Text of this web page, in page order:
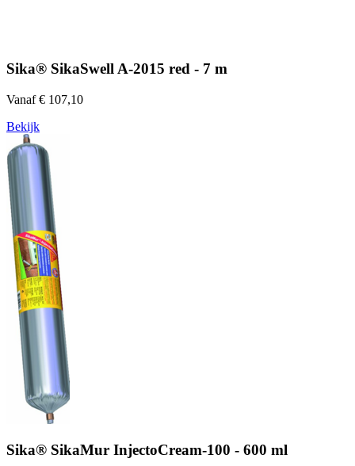
Sika® SikaSwell A-2015 red - 7 m
Vanaf € 107,10
Bekijk
Sika® SikaMur InjectoCream-100 - 600 ml